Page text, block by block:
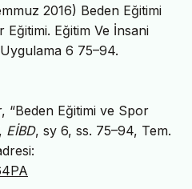
2016) Beden Eğitimi
Eğitim Ve İnsani
6 75–94.
“Beden Eğitimi ve Spor
EİBD, sy 6, ss. 75–94, Tem.